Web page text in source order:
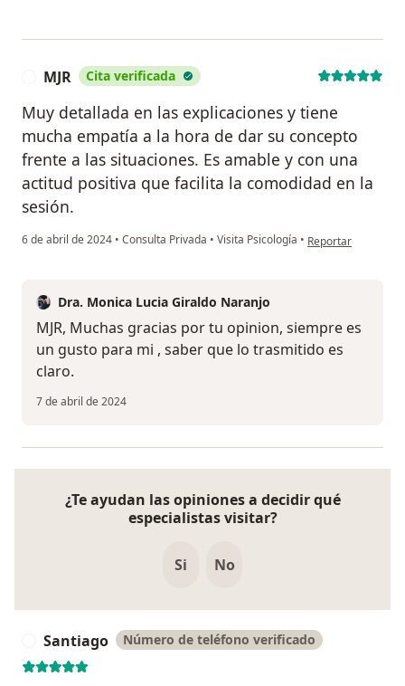
MJR Cita verificada
Muy detallada en las explicaciones y tiene
mucha empatía a la hora de dar su concepto
frente a las situaciones. Es amable y con una
actitud positiva que facilita la comodidad en la
sesión.
6 de abril de 2024 • Consulta Privada • Visita Psicología • en opinión del
Reportar
Dra. Monica Lucia Giraldo Naranjo
MJR, Muchas gracias por tu opinion, siempre es
un gusto para mi , saber que lo trasmitido es
claro.
7 de abril de 2024
¿Te ayudan las opiniones a decidir qué
especialistas visitar?
Si No
Santiago Número de teléfono verificado